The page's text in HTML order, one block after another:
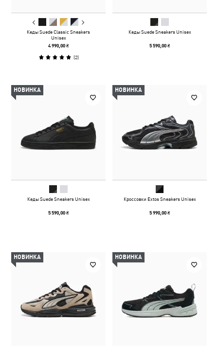
Кеды Suede Classic Sneakers
Unisex
4 990,00 ₴
(2)
Кеды Suede Sneakers Unisex
5 590,00 ₴
НОВИНКА
Кеды Suede Sneakers Unisex
5 590,00 ₴
НОВИНКА
Кроссовки Extos Sneakers Unisex
5 990,00 ₴
НОВИНКА НОВИНКА